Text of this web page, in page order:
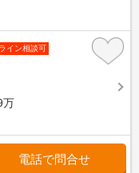
イン相談可
万
電話で問合せ